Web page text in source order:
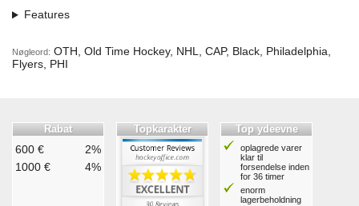
Features
Nøgleord: OTH, Old Time Hockey, NHL, CAP, Black, Philadelphia,
Flyers, PHI
Rabat
600 €
2%
1000 €
4%
Topkarakter Top ydeevne
oplagrede varer
klar til
forsendelse inden
for 36 timer
enorm
lagerbeholdning